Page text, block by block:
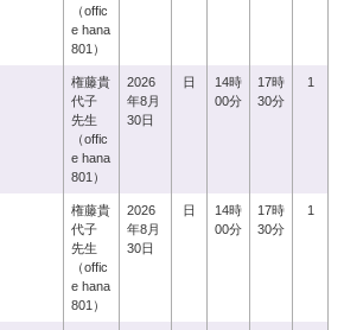
（offic
e hana
801）
権藤貴
代子
先生
（offic
e hana
801）
2026
年8月
30日
日
14時
00分
17時
30分
1
権藤貴
代子
先生
（offic
e hana
801）
2026
年8月
30日
日
14時
00分
17時
30分
1